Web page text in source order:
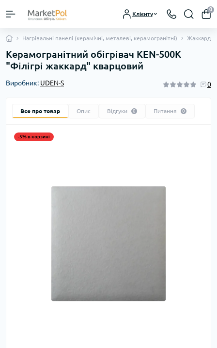
Клієнту
0
Нагрівальні панелі (керамічні, металеві, керамогранітні)
Керамогранітний обігрівач KEN-500K
"Філігрі жаккард" кварцовий
Виробник: UDEN-S 0
Все про товар Опис Відгуки 0 Питання 0
-5% в корзині